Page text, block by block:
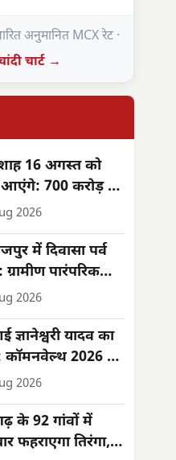
अनुमानित MCX रेट ·
चार्ट →
16 अगस्त को
700 करोड़ की
जनसभा स्थल बदला
2026
में दिवासा पर्व
पारंपरिक
में झूमे, सुख-समृद्धि
2026
यादव का
कॉमनवेल्थ 2026 में
जीता
2026
के 92 गांवों में
फहराएगा तिरंगा,